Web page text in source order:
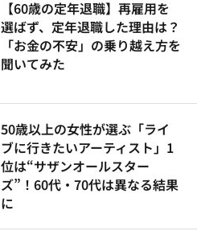
【60歳の定年退職】再雇用を
選ばず、定年退職した理由は？
「お金の不安」の乗り越え方を
聞いてみた
50歳以上の女性が選ぶ「ライ
ブに行きたいアーティスト」1
位は“サザンオールスター
ズ”！60代・70代は異なる結果
に